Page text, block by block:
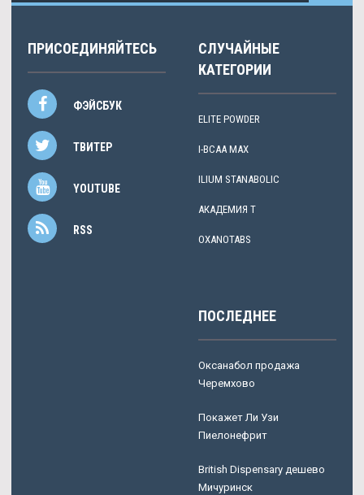
ПРИСОЕДИНЯЙТЕСЬ
ФЭЙСБУК
ТВИТЕР
YOUTUBE
RSS
СЛУЧАЙНЫЕ
КАТЕГОРИИ
ELITE POWDER
I-BCAA MAX
ILIUM STANABOLIC
АКАДЕМИЯ Т
OXANOTABS
ПОСЛЕДНЕЕ
Оксанабол продажа
Черемхово
Покажет Ли Узи
Пиелонефрит
British Dispensary дешево
Мичуринск